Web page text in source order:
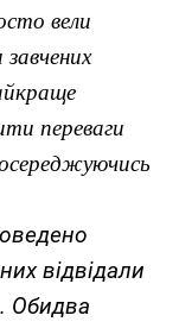
вели
завчених
переваги
відвідали
Обидва